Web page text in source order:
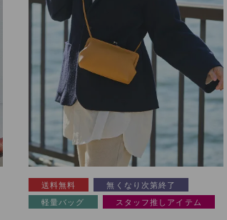
送料無料
無くなり次第終了
軽量バッグ
スタッフ推しアイテム